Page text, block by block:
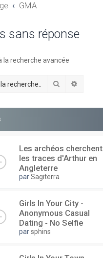
GMA
sans réponse
la recherche avancée
Rechercher
Les archéos cherchent
les traces d'Arthur en
Angleterre
parSagiterra
Girls In Your City -
Anonymous Casual
Dating - No Selfie
parsphins